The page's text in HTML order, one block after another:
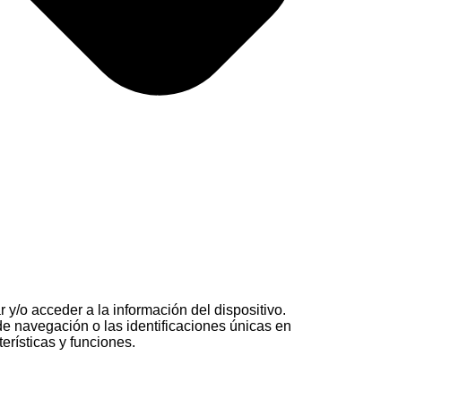
o acceder a la información del dispositivo.
navegación o las identificaciones únicas en
y funciones.